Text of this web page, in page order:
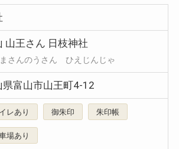
山王さん 日枝神社
さんのうさん ひえじんじゃ
県富山市山王町4-12
レあり 御朱印 朱印帳
場あり